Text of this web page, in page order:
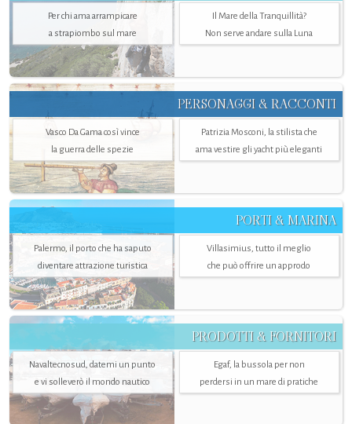
Per chi ama arrampicare
a strapiombo sul mare
Il Mare della Tranquillità?
Non serve andare sulla Luna
PERSONAGGI & RACCONTI
Vasco Da Gama così vince
la guerra delle spezie
Patrizia Mosconi, la stilista che
ama vestire gli yacht più eleganti
PORTI & MARINA
Palermo, il porto che ha saputo
diventare attrazione turistica
Villasimius, tutto il meglio
che può offrire un approdo
PRODOTTI & FORNITORI
Navaltecnosud, datemi un punto
e vi solleverò il mondo nautico
Egaf, la bussola per non
perdersi in un mare di pratiche